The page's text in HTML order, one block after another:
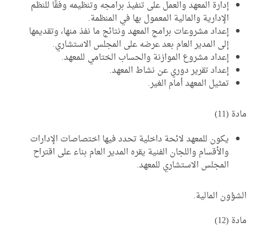
إدارة المعهد والعمل على تنفيذ برامجه وتنظيمه وفقًا للنظم
الإدارية والمالية المعمول بها في المنظمة.
إعداد مشروعات برامج المعهد ونتائج ما نفذ منها، وتقديمها
إلى المدير العام بعد عرضه على المجلس الاستشاري.
إعداد مشروع الموازنة والحساب الختامي للمعهد.
إعداد تقرير دوري عن نشاط المعهد.
تمثيل المعهد أمام الغير.
يكون للمعهد لائحة داخلية تحدد فيها اختصاصات الإدارات
والأقسام واللجان الفنية يقره المدير العام بناء على اقتراح
المجلس الاستشاري للمعهد.
المالية.